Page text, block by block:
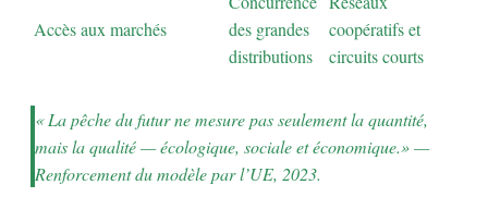
Accès aux marchés
des grandes
distributions
coopératifs et
circuits courts
« La pêche du futur ne mesure pas seulement la quantité,
mais la qualité — écologique, sociale et économique.» —
Renforcement du modèle par l’UE, 2023.